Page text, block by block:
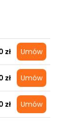
zł Umów
zł Umów
zł Umów